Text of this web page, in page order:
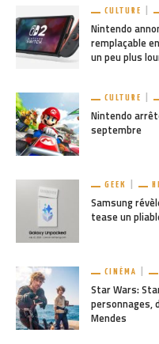
CULTURE
Nintendo
remplaçable
un peu plus
CULTURE
Nintendo
septembre
GEEK
Samsung
tease un
CINÉMA
Star Wars:
personnages,
Mendes